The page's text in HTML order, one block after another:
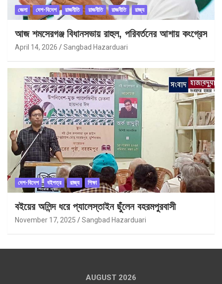
জেলা দেশ-বিদেশ রাজনীতি রাজনীতি রাজনীতি রাজ্য
আজ শমসেরগঞ্জ বিধানসভায় রাহুল, পরিবর্তনের আশায় কংগ্রেস
April 14, 2026 Sangbad Hazarduari
দেশ-বিদেশ বইপত্র রাজ্য শিক্ষা
বইয়ের অলিন্দ ধরে প্যালেস্তাইন ছুঁলেন বহরমপুরবাসী
November 17, 2025 Sangbad Hazarduari
AUGUST 2026